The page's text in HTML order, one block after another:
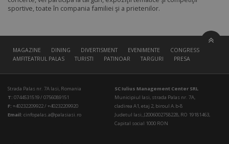
sportive, toate în compania familiei şi a prietenilor.
MAGAZINE DINING DIVERTISMENT EVENIMENTE
CONGRESS HALL
AMFITEATRUL PALAS
TURISTI PATINOAR TARGURI PRESA
Strada Palas nr. 7A Iasi, Romania
T: 0744531519 / 0756089151
F: +40232209922 / +40232209920
Email: cinfopalas.a@palasiasi.ro
SC Iulius Management Center SRL
Municipiul Iasi, strada Palas nr. 7A,
cladirea A1, etaj 2, biroul A.b-8
Judetul Iasi, J2006002758228, RO 19181463,
Capital social 1000 RON